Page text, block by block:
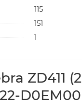
115
151
1
ZD411